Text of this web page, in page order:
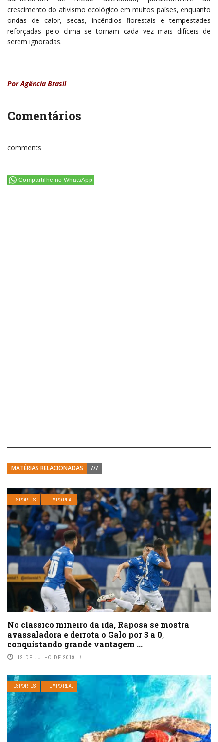
crescimento do ativismo ecológico em muitos países, enquanto
ondas de calor, secas, incêndios florestais e tempestades
reforçadas pelo clima se tornam cada vez mais difíceis de
serem ignoradas.
Por Agência Brasil
Comentários
comments
Compartilhe no WhatsApp
MATÉRIAS RELACIONADAS ///
ESPORTES TEMPO REAL
No clássico mineiro da ida, Raposa se mostra
avassaladora e derrota o Galo por 3 a 0,
conquistando grande vantagem ...
12 DE JULHO DE 2019
ESPORTES TEMPO REAL